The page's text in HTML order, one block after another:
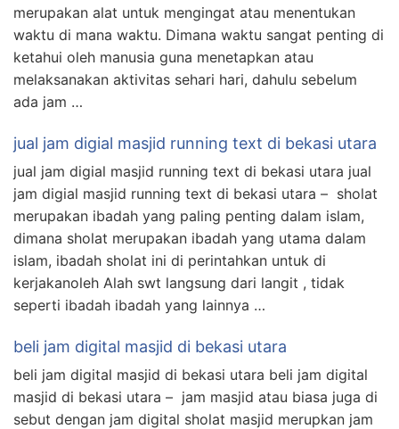
merupakan alat untuk mengingat atau menentukan
waktu di mana waktu. Dimana waktu sangat penting di
ketahui oleh manusia guna menetapkan atau
melaksanakan aktivitas sehari hari, dahulu sebelum
ada jam …
jual jam digial masjid running text di bekasi utara
jual jam digial masjid running text di bekasi utara jual
jam digial masjid running text di bekasi utara – sholat
merupakan ibadah yang paling penting dalam islam,
dimana sholat merupakan ibadah yang utama dalam
islam, ibadah sholat ini di perintahkan untuk di
kerjakanoleh Alah swt langsung dari langit , tidak
seperti ibadah ibadah yang lainnya …
beli jam digital masjid di bekasi utara
beli jam digital masjid di bekasi utara beli jam digital
masjid di bekasi utara – jam masjid atau biasa juga di
sebut dengan jam digital sholat masjid merupkan jam